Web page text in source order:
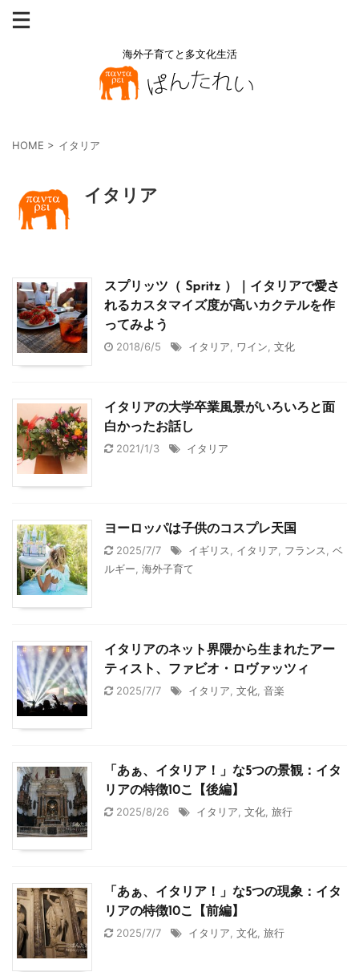
海外子育てと多文化生活
HOME > イタリア
イタリア
スプリッツ（ Spritz ）｜イタリアで愛さ
れるカスタマイズ度が高いカクテルを作
ってみよう
2018/6/5
イタリア ワイン 文化
イタリアの大学卒業風景がいろいろと面
白かったお話し
2021/1/3
イタリア
ヨーロッパは子供のコスプレ天国
2025/7/7
イギリス イタリア フランス
ベ
ルギー 海外子育て
イタリアのネット界隈から生まれたアー
ティスト、ファビオ・ロヴァッツィ
2025/7/7
イタリア 文化 音楽
「あぁ、イタリア！」な5つの景観：イタ
リアの特徴10こ【後編】
2025/8/26
イタリア 文化 旅行
「あぁ、イタリア！」な5つの現象：イタ
リアの特徴10こ【前編】
2025/7/7
イタリア 文化 旅行